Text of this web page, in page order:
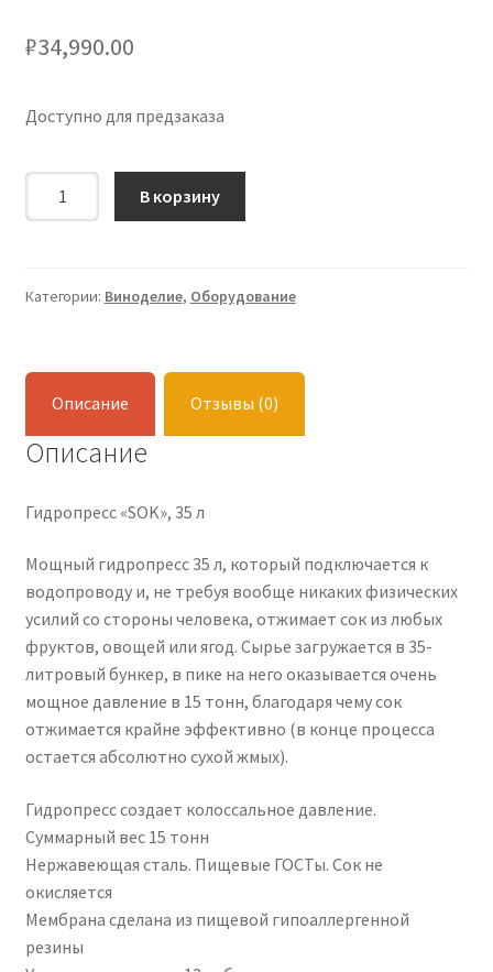
₽34,990.00
Доступно для предзаказа
В корзину
Категории: Виноделие, Оборудование
Описание Отзывы (0)
Описание
Гидропресс «SOK», 35 л
Мощный гидропресс 35 л, который подключается к
водопроводу и, не требуя вообще никаких физических
усилий со стороны человека, отжимает сок из любых
фруктов, овощей или ягод. Сырье загружается в 35-
литровый бункер, в пике на него оказывается очень
мощное давление в 15 тонн, благодаря чему сок
отжимается крайне эффективно (в конце процесса
остается абсолютно сухой жмых).
Гидропресс создает колоссальное давление.
Суммарный вес 15 тонн
Нержавеющая сталь. Пищевые ГОСТы. Сок не
окисляется
Мембрана сделана из пищевой гипоаллергенной
резины